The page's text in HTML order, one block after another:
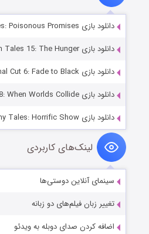
دانلود بازی Family Mysteries: Poisonous Promises
دانلود بازی Grim Tales 15: The Hunger
دانلود بازی Final Cut 6: Fade to Black
دانلود بازی Labyrinths of the World 8: When Worlds Collide
دانلود بازی Gloomy Tales: Horrific Show
لینک‌های کاربردی
سینمای آنلاین دوستی‌ها
تغییر زبان فیلم‌های دو زبانه
اضافه کردن صدای دوبله به ویدئو